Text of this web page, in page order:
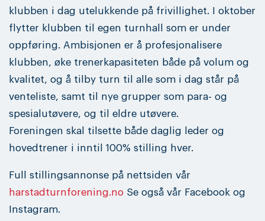
klubben i dag utelukkende på frivillighet. I oktober
flytter klubben til egen turnhall som er under
oppføring. Ambisjonen er å profesjonalisere
klubben, øke trenerkapasiteten både på volum og
kvalitet, og å tilby turn til alle som i dag står på
venteliste, samt til nye grupper som para- og
spesialutøvere, og til eldre utøvere.
Foreningen skal tilsette både daglig leder og
hovedtrener i inntil 100% stilling hver.
Full stillingsannonse på nettsiden vår
harstadturnforening.no Se også vår Facebook og
Instagram.